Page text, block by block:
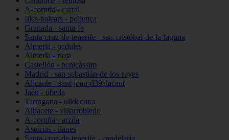
A-coruña - carral
Illes-balears - pollença
Granada - santa-fe
Santa-cruz-de-tenerife - san-cristóbal-de-la-laguna
Almería - padules
Almería - rioja
Castellón - benicàssim
Madrid - san-sebastián-de-los-reyes
Alicante - sant-joan-d39alacant
Jaén - úbeda
Tarragona - ulldecona
Albacete - villarrobledo
A-coruña - arzúa
Asturias - llanes
Santa-cruz-de-tenerife - candelaria